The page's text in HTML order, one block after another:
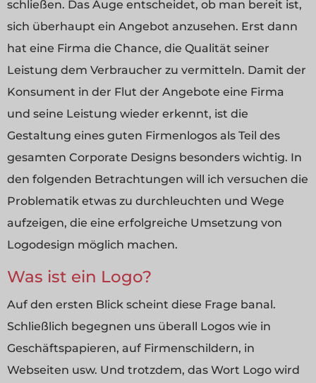
schließen. Das Auge entscheidet, ob man bereit ist,
sich überhaupt ein Angebot anzusehen. Erst dann
hat eine Firma die Chance, die Qualität seiner
Leistung dem Verbraucher zu vermitteln. Damit der
Konsument in der Flut der Angebote eine Firma
und seine Leistung wieder erkennt, ist die
Gestaltung eines guten Firmenlogos als Teil des
gesamten Corporate Designs besonders wichtig. In
den folgenden Betrachtungen will ich versuchen die
Problematik etwas zu durchleuchten und Wege
aufzeigen, die eine erfolgreiche Umsetzung von
Logodesign möglich machen.
Was ist ein Logo?
Auf den ersten Blick scheint diese Frage banal.
Schließlich begegnen uns überall Logos wie in
Geschäftspapieren, auf Firmenschildern, in
Webseiten usw. Und trotzdem, das Wort Logo wird